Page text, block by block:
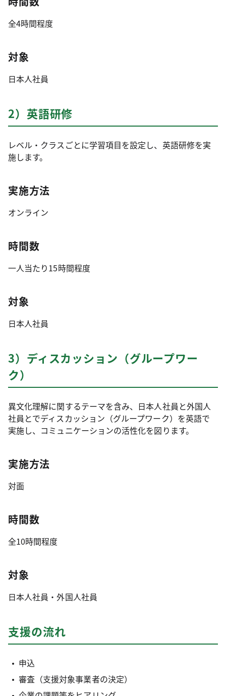
全4時間程度
対象
日本人社員
2）英語研修
レベル・クラスごとに学習項目を設定し、英語研修を実
施します。
実施方法
オンライン
時間数
一人当たり15時間程度
対象
日本人社員
3）ディスカッション（グループワー
ク）
異文化理解に関するテーマを含み、日本人社員と外国人
社員とでディスカッション（グループワーク）を英語で
実施し、コミュニケーションの活性化を図ります。
実施方法
対面
時間数
全10時間程度
対象
日本人社員・外国人社員
支援の流れ
申込
審査（支援対象事業者の決定）